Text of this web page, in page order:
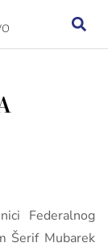
Federalnog
Šerif Mubarek